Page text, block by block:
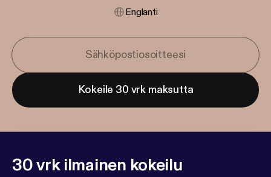
Englanti
Kokeile 30 vrk maksutta
30 vrk ilmainen kokeilu